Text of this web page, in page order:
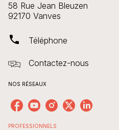
58 Rue Jean Bleuzen
92170 Vanves
phone Téléphone
Contactez-nous
NOS RÉSEAUX
PROFESSIONNELS